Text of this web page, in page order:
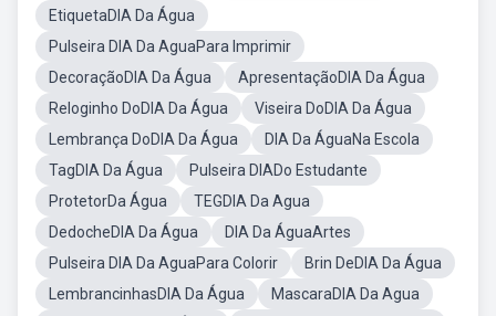
EtiquetaDIA Da Água
Pulseira DIA Da AguaPara Imprimir
DecoraçãoDIA Da Água
ApresentaçãoDIA Da Água
Reloginho DoDIA Da Água
Viseira DoDIA Da Água
Lembrança DoDIA Da Água
DIA Da ÁguaNa Escola
TagDIA Da Água
Pulseira DIADo Estudante
ProtetorDa Água
TEGDIA Da Agua
DedocheDIA Da Água
DIA Da ÁguaArtes
Pulseira DIA Da AguaPara Colorir
Brin DeDIA Da Água
LembrancinhasDIA Da Água
MascaraDIA Da Agua